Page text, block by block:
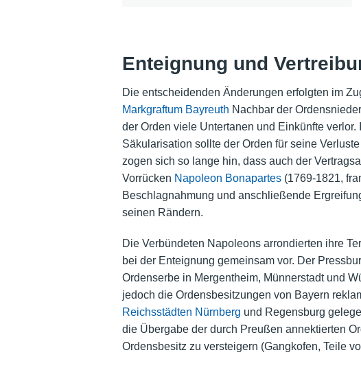
Enteignung und
Die entscheidenden Änderungen erfolgten im
Markgraftum Bayreuth Nachbar der
der Orden viele Untertanen und Einkünfte verlor.
Säkularisation sollte der Orden für seine
zogen sich so lange hin, dass auch der
Vorrücken Napoleon Bonapartes(1769-1821,
Beschlagnahmung und anschließende
seinen Rändern.
Die Verbündeten Napoleons arrondierten ihre
bei der Enteignung gemeinsam vor. Der
Ordenserbe in Mergentheim, Münnerstadt und
jedoch die Ordensbesitzungen von Bayern
Reichsstädten Nürnberg und Regensburg
die Übergabe der durch Preußen annektierten
Ordensbesitz zu versteigern (Gangkofen, Teile